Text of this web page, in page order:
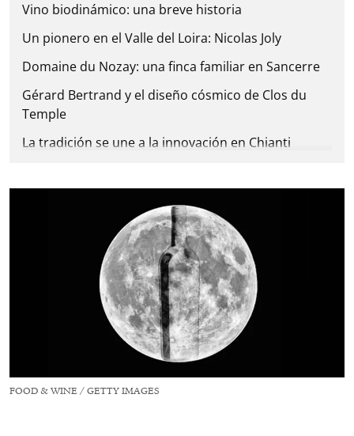
Vino biodinámico: una breve historia
Un pionero en el Valle del Loira: Nicolas Joly
Domaine du Nozay: una finca familiar en Sancerre
Gérard Bertrand y el diseño cósmico de Clos du
Temple
La tradición se une a la innovación en Chianti
Millton Vineyards: pionero de la biodinámica en
Vinos de edición limitada: vinificación intencional en
Un fenómeno global
Vinos biodinámicos para probar
FOOD & WINE / GETTY IMAGES